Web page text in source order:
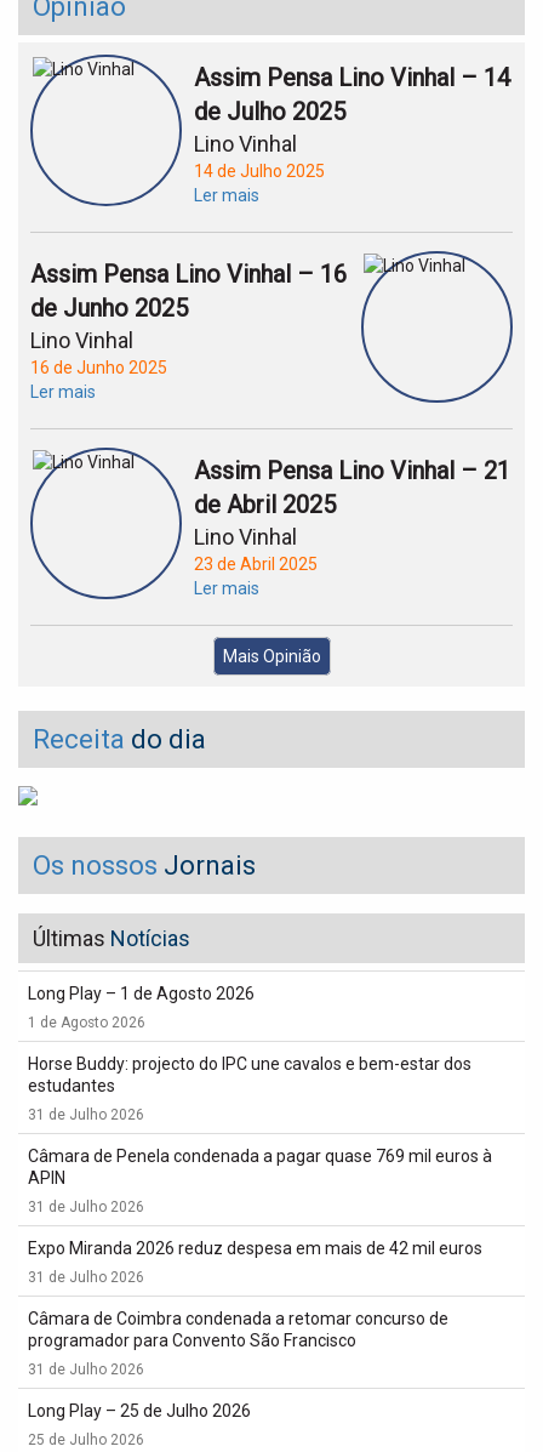
Opinião
Assim Pensa Lino Vinhal – 14
de Julho 2025
Lino Vinhal
14 de Julho 2025
Ler mais
Assim Pensa Lino Vinhal – 16
de Junho 2025
Lino Vinhal
16 de Junho 2025
Ler mais
Assim Pensa Lino Vinhal – 21
de Abril 2025
Lino Vinhal
23 de Abril 2025
Ler mais
Mais Opinião
Receita do dia
Os nossos Jornais
Últimas Notícias
Long Play – 1 de Agosto 2026
1 de Agosto 2026
Horse Buddy: projecto do IPC une cavalos e bem-estar dos
estudantes
31 de Julho 2026
Câmara de Penela condenada a pagar quase 769 mil euros à
APIN
31 de Julho 2026
Expo Miranda 2026 reduz despesa em mais de 42 mil euros
31 de Julho 2026
Câmara de Coimbra condenada a retomar concurso de
programador para Convento São Francisco
31 de Julho 2026
Long Play – 25 de Julho 2026
25 de Julho 2026